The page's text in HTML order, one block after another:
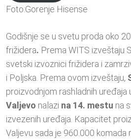
Foto:Gorenje Hisense
Godišnje se u svetu proda oko
frižidera. Prema WITS izveštaju
svetski izvoznici frižidera i
i Poljska. Prema ovom izveštaju,
proizvodnjom rashladnih uređaja
Valjevo nalazi na 14. mestu na
izvezenih uređaja. Kapacitet
Valjevu sada je 960.000 komada